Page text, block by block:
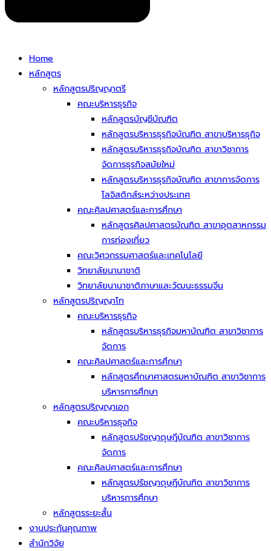
Home
หลักสูตร
หลักสูตรปริญญาตรี
คณะบริหารธุรกิจ
หลักสูตรบัญชีบัณฑิต
หลักสูตรบริหารธุรกิจบัณฑิต สาขาบริหารธุกิจ
หลักสูตรบริหารธุรกิจบัณฑิต สาขาวิชาการ
จัดการธุรกิจสมัยใหม่
หลักสูตรบริหารธุรกิจบัณฑิต สาขาการจัดการ
โลจิสติกส์ระหว่างประเทศ
คณะศิลปศาสตร์และการศึกษา
หลักสูตรศิลปศาสตรบัณฑิต สาขาอุตสาหกรรม
การท่องเที่ยว
คณะวิศวกรรมศาสตร์และเทคโนโลยี
วิทยาลัยนานาชาติ
วิทยาลัยนานาชาติภาษาและวัฒนะธรรมจีน
หลักสูตรปริญญาโท
คณะบริหารธุรกิจ
หลักสูตรบริหารธุรกิจมหาบัณฑิต สาขาวิชาการ
จัดการ
คณะศิลปศาสตร์และการศึกษา
หลักสูตรศึกษาศาสตรมหาบัณฑิต สาขาวิชาการ
บริหารการศึกษา
หลักสูตรปริญญาเอก
คณะบริหารธุจกิจ
หลักสูตรปรัชญาดุษฎีบัณฑิต สาขาวิชาการ
จัดการ
คณะศิลปศาสตร์และการศึกษา
หลักสูตรปรัชญาดุษฎีบัณฑิต สาขาวิชาการ
บริหารการศึกษา
หลักสูตรระยะสั้น
งานประกันคุณภาพ
สำนักวิจัย